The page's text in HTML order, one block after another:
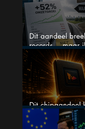
Dit aandeel
records… maar
deze
kopen
Dit chipaandeel
maanden